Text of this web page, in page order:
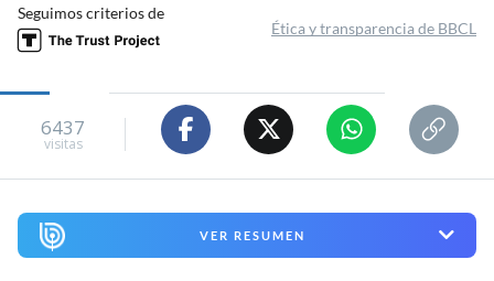
Seguimos criterios de
Ética y transparencia de BBCL
6437
visitas
VER RESUMEN